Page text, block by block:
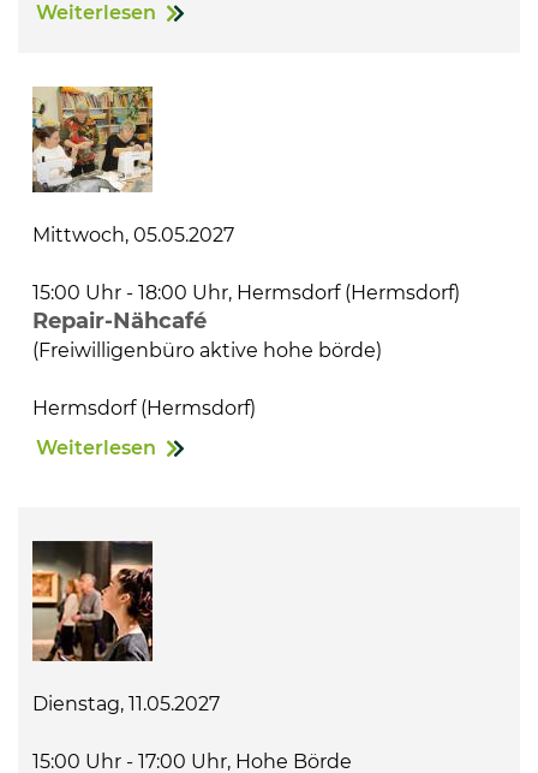
Weiterlesen
Mittwoch, 05.05.2027
15:00 Uhr - 18:00 Uhr, Hermsdorf (Hermsdorf)
Repair-Nähcafé
(Freiwilligenbüro aktive hohe börde)
Hermsdorf (Hermsdorf)
Weiterlesen
Dienstag, 11.05.2027
15:00 Uhr - 17:00 Uhr, Hohe Börde